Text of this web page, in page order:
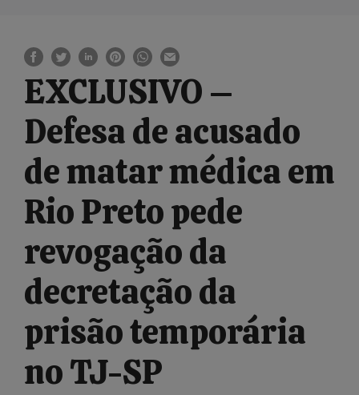
EXCLUSIVO –
Defesa de acusado
de matar médica em
Rio Preto pede
revogação da
decretação da
prisão temporária
no TJ-SP